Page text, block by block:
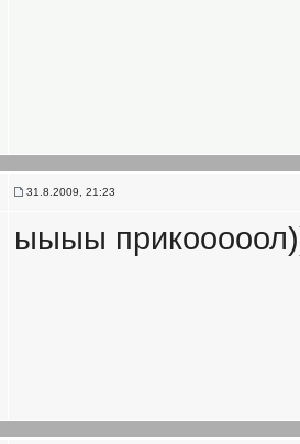
31.8.2009, 21:23
ыыыы